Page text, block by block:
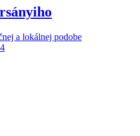
a lokálnej podobe